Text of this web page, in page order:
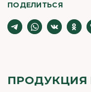
ПОДЕЛИТЬСЯ
ПРОДУКЦИЯ